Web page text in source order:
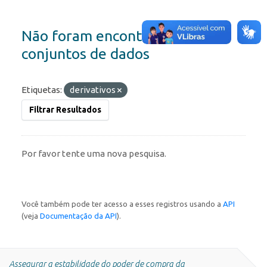
Não foram encontrados
conjuntos de dados
Etiquetas: derivativos
Filtrar Resultados
Por favor tente uma nova pesquisa.
Você também pode ter acesso a esses registros usando a API
(veja Documentação da API).
Assegurar a estabilidade do poder de compra da